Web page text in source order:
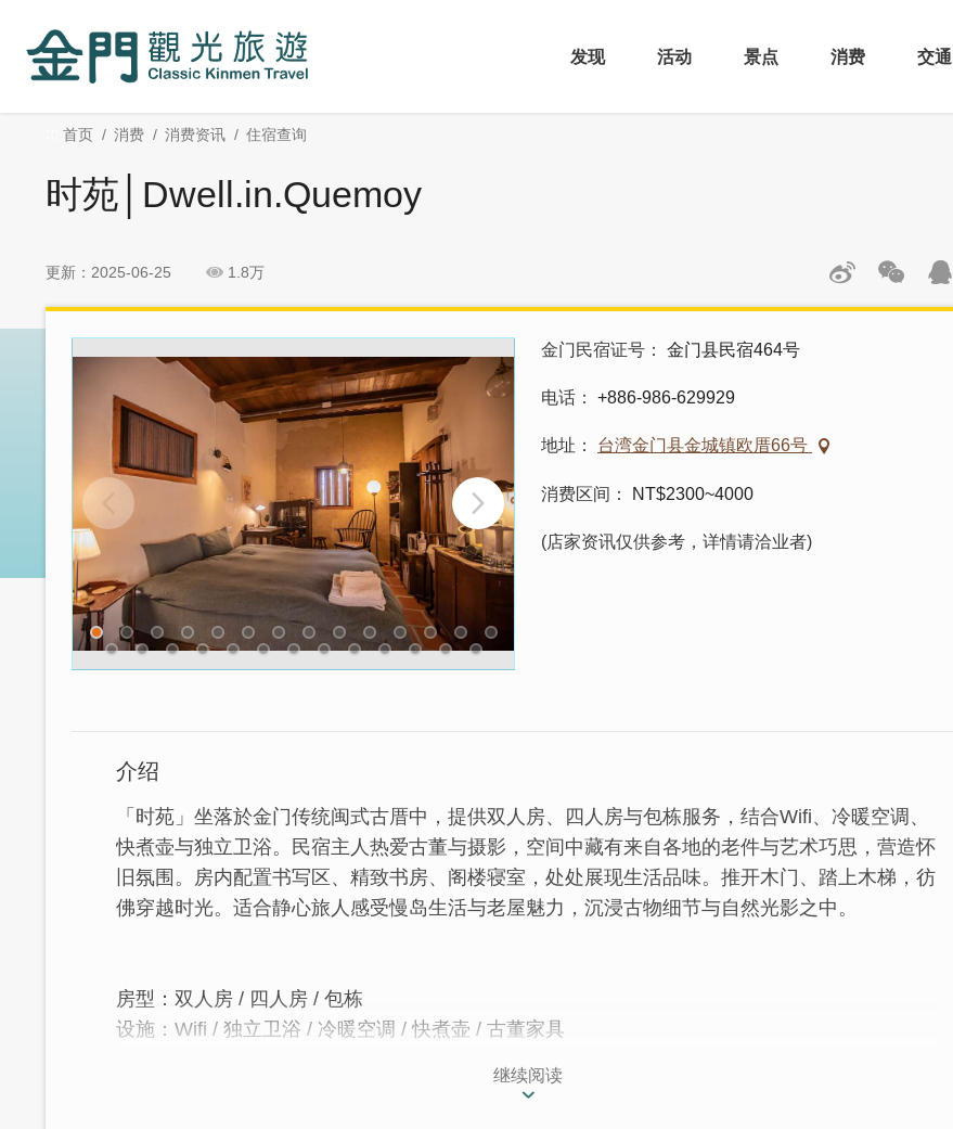
内
发现
活动 景点 消费 交通
首页 消费 消费资讯 住宿查询
时苑│Dwell.in.Quemoy
更新：2025-06-25 1.8万
分
金门民宿证号 金门县民宿464号
电话 +886-986-629929
地址 台湾金门县金城镇欧厝66号
消费区间 NT$2300~4000
(店家资讯仅供参考，详情请洽业者)
介绍
「时苑」坐落於金门传统闽式古厝中，提供双人房、四人房与包栋服务，结合Wifi、冷暖空调、
快煮壶与独立卫浴。民宿主人热爱古董与摄影，空间中藏有来自各地的老件与艺术巧思，营造怀
旧氛围。房内配置书写区、精致书房、阁楼寝室，处处展现生活品味。推开木门、踏上木梯，彷
佛穿越时光。适合静心旅人感受慢岛生活与老屋魅力，沉浸古物细节与自然光影之中。
房型：双人房 / 四人房 / 包栋
设施：Wifi / 独立卫浴 / 冷暖空调 / 快煮壶 / 古董家具
继续阅读